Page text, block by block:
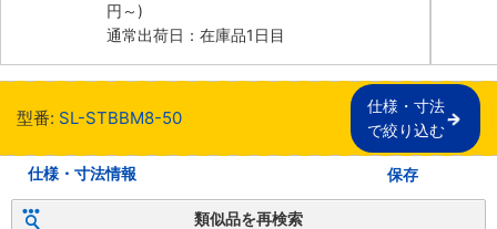
円 ～)
通常出荷日：在庫品1日目
型番: SL-STBBM8-50
仕様・寸法
で絞り込む
仕様・寸法情報 保存
類似品を再検索